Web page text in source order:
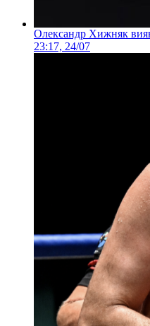
Олександр Хижняк
23:17, 24/07